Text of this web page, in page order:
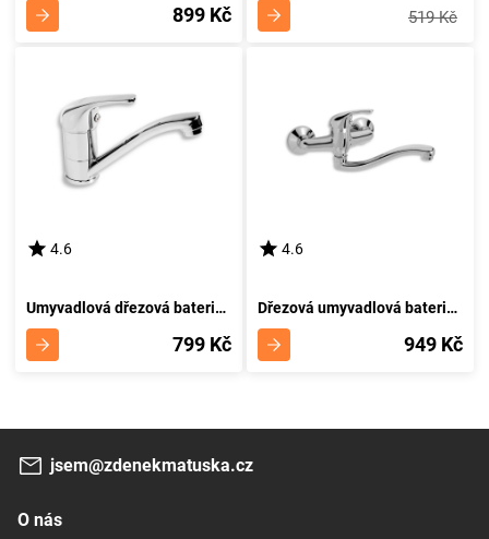
899 Kč 519 Kč
4.6
Umyvadlová dřezová baterie Titania Neon chrom NOVASERVIS 93096
799 Kč
4.6
Dřezová umyvadlová baterie 150 mm Titania Neon chrom NOVASERVIS 93070,0
949 Kč
jsem@zdenekmatuska.cz
O nás